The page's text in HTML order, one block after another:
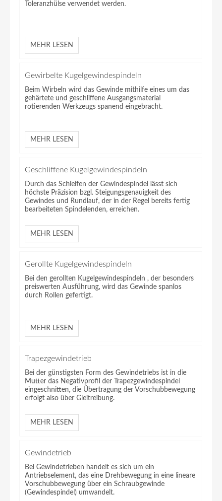
Toleranzhülse verwendet werden.
MEHR LESEN
Gewirbelte Kugelgewindespindeln
Beim Wirbeln wird das Gewinde mithilfe eines um das
gehärtete und geschliffene Ausgangsmaterial
rotierenden Werkzeugs spanend eingebracht.
MEHR LESEN
Geschliffene Kugelgewindespindeln
Durch das Schleifen der Gewindespindel lässt sich
höchste Präzision bzgl. Steigungsgenauigkeit des
Gewindes und Rundlauf, der in der Regel bereits fertig
bearbeiteten Spindelenden, erreichen.
MEHR LESEN
Gerollte Kugelgewindespindeln
Bei den gerollten Kugelgewindespindeln , der besonders
preiswerten Ausführung, wird das Gewinde spanlos
durch Rollen gefertigt.
MEHR LESEN
Trapezgewindetrieb
Bei der günstigsten Form des Gewindetriebs ist in die
Mutter das Negativprofil der Trapezgewindespindel
eingeschnitten, die Übertragung der Vorschubbewegung
erfolgt also über Gleitreibung.
MEHR LESEN
Gewindetrieb
Bei Gewindetrieben handelt es sich um ein
Antriebselement, das eine Drehbewegung in eine lineare
Vorschubbewegung über ein Schraubgewinde
(Gewindespindel) umwandelt.